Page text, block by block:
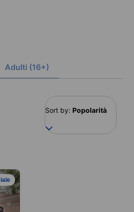
Adulti (16+)
Sort by: Popolarità